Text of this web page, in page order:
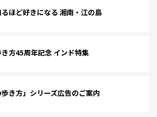
ほど好きになる 湘南・江の島
方45周年記念 インド特集
歩き方」シリーズ広告のご案内